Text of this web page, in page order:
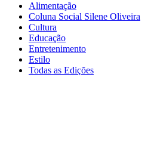
Alimentação
Coluna Social Silene Oliveira
Cultura
Educação
Entretenimento
Estilo
Todas as Edições